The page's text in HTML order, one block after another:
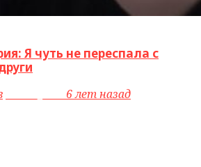
Я чуть не переспала с
6 лет назад